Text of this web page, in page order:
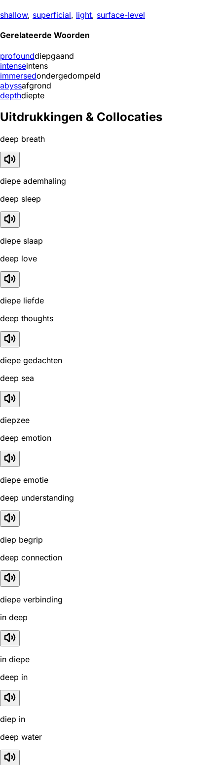
shallow, superficial, light, surface-level
Gerelateerde Woorden
profounddiepgaand
intenseintens
immersedondergedompeld
abyssafgrond
depthdiepte
Uitdrukkingen & Collocaties
deep breath
diepe ademhaling
deep sleep
diepe slaap
deep love
diepe liefde
deep thoughts
diepe gedachten
deep sea
diepzee
deep emotion
diepe emotie
deep understanding
diep begrip
deep connection
diepe verbinding
in deep
in diepe
deep in
diep in
deep water